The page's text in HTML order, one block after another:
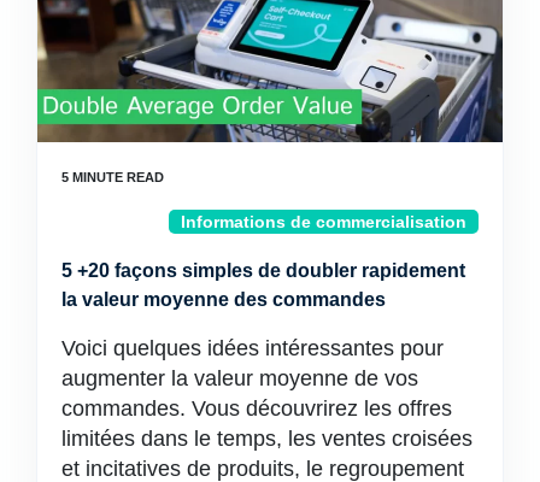
Informations de commercialisation
5 +20 façons simples de doubler rapidement
la valeur moyenne des commandes
Voici quelques idées intéressantes pour
augmenter la valeur moyenne de vos
commandes. Vous découvrirez les offres
limitées dans le temps, les ventes croisées
et incitatives de produits, le regroupement